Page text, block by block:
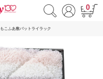
0
もこふあ敷パットライラック